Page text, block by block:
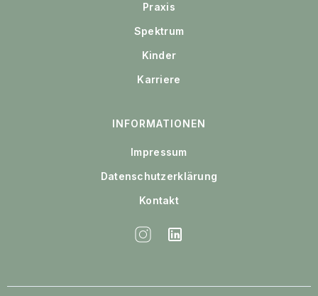
Praxis
Spektrum
Kinder
Karriere
INFORMATIONEN
Impressum
Datenschutzerklärung
Kontakt